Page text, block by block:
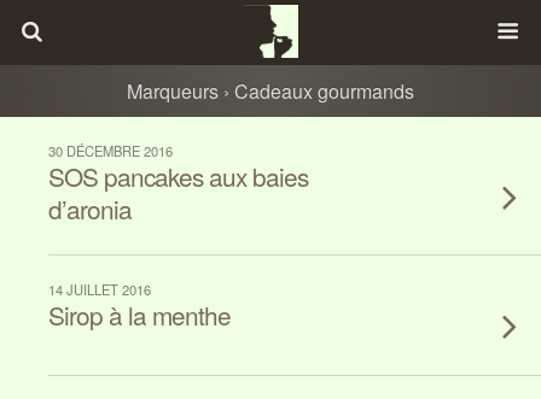
Marqueurs › Cadeaux gourmands
30 DÉCEMBRE 2016
SOS pancakes aux baies
d’aronia
14 JUILLET 2016
Sirop à la menthe